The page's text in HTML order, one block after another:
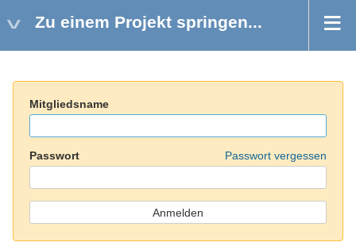
Zu einem Projekt springen...
Mitgliedsname
Passwort Passwort vergessen